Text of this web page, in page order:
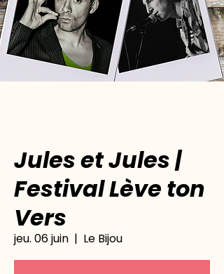
Jules et Jules |
Festival Lève ton
Vers
jeu. 06 juin
  |
Le Bijou